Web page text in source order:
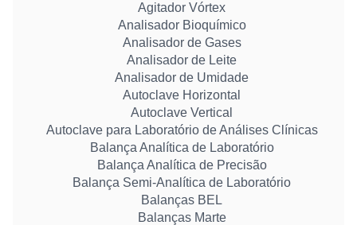
Agitador Vórtex
Analisador Bioquímico
Analisador de Gases
Analisador de Leite
Analisador de Umidade
Autoclave Horizontal
Autoclave Vertical
Autoclave para Laboratório de Análises Clínicas
Balança Analítica de Laboratório
Balança Analítica de Precisão
Balança Semi-Analítica de Laboratório
Balanças BEL
Balanças Marte